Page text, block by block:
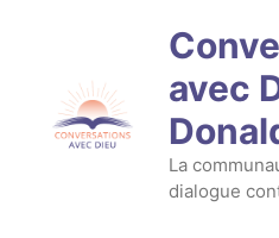
avec
La
dialogue